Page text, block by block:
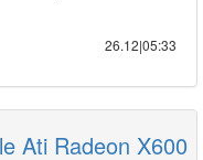
26.12|05:33
Ati Radeon X600